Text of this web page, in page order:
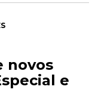
novos
e